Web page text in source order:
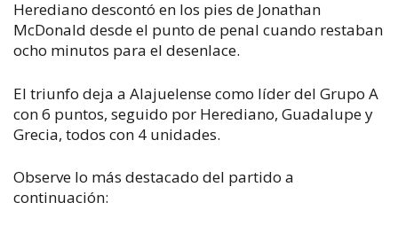
Herediano descontó en los pies de Jonathan
McDonald desde el punto de penal cuando restaban
ocho minutos para el desenlace.
El triunfo deja a Alajuelense como líder del Grupo A
con 6 puntos, seguido por Herediano, Guadalupe y
Grecia, todos con 4 unidades.
Observe lo más destacado del partido a
continuación: